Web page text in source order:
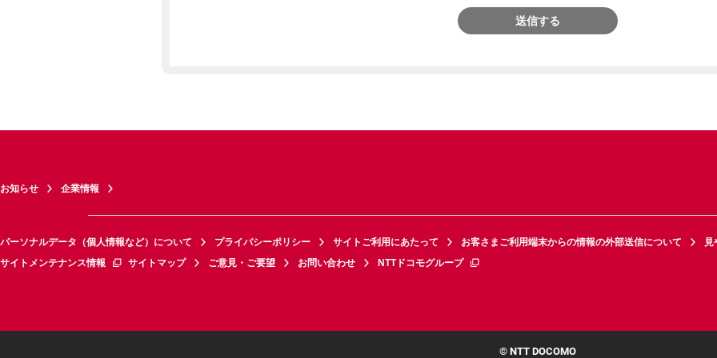
送信する
お知らせ 企業情報
パーソナルデータ（個人情報など）について プライバシーポリシー サイトご利用にあたって お客さまご利用端末からの情報の外部送信について
見
サイトメンテナンス情報
サイトマップ ご意見・ご要望 お問い合わせ NTTドコモグループ
© NTT DOCOMO